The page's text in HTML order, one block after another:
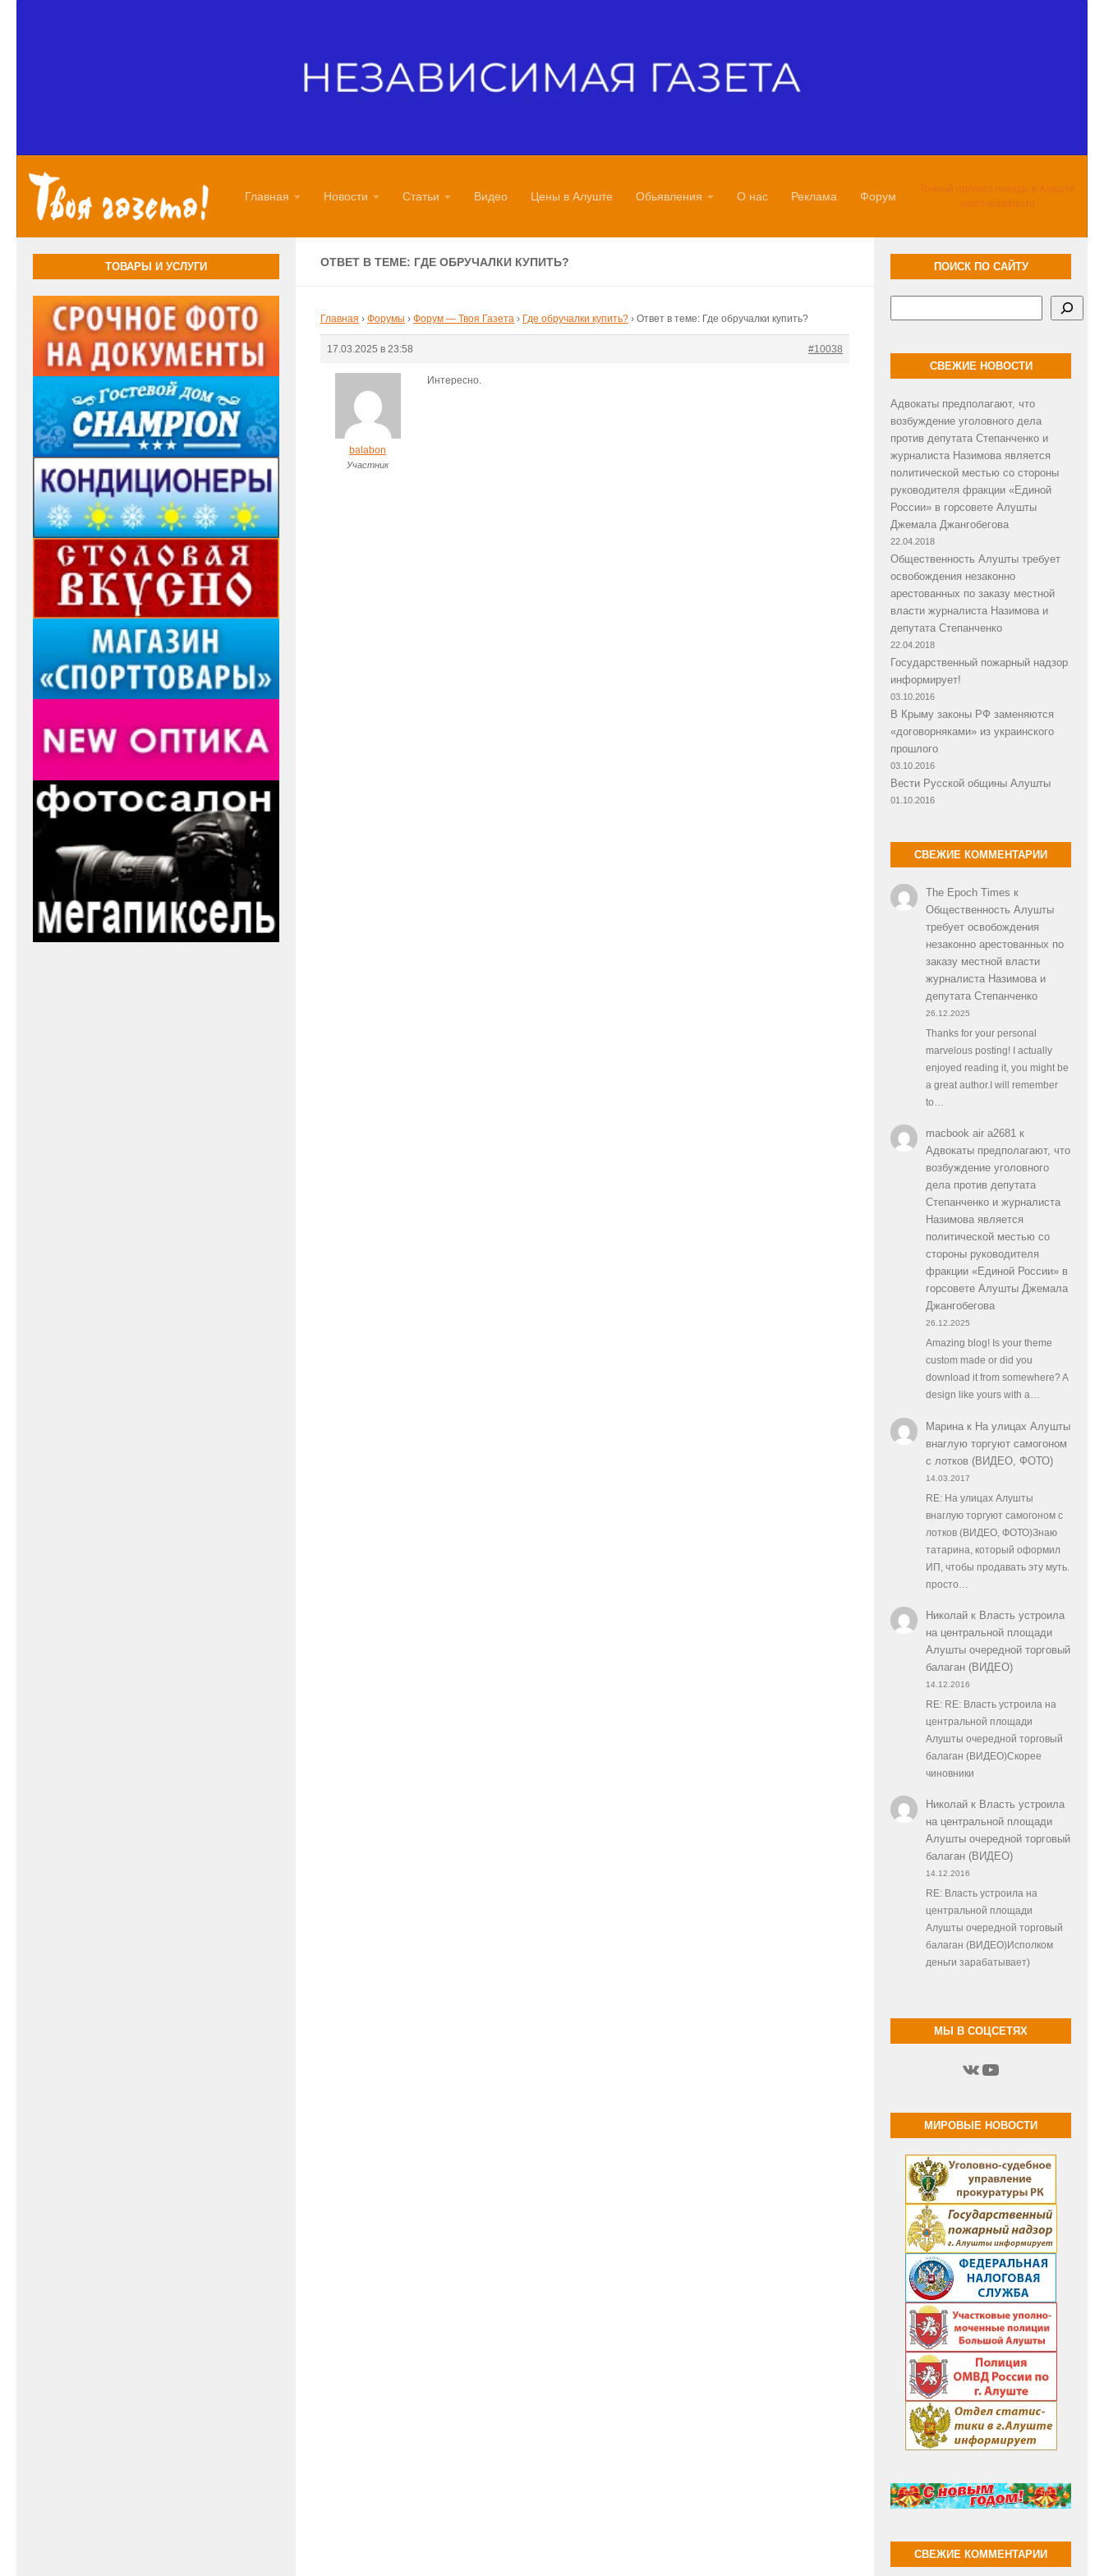
Главная Новости Статьи Видео Цены в Алуште Обьявления О нас Реклама Форум
Точный прогноз погоды в Алуште
world-weather.ru
ОТВЕТ В ТЕМЕ: ГДЕ ОБРУЧАЛКИ КУПИТЬ?
Главная › Форумы › Форум — Твоя Газета › Где обручалки купить? › Ответ в теме: Где обручалки купить?
17.03.2025 в 23:58 #10038
balabon
Участник
Интересно.
ТОВАРЫ И УСЛУГИ ПОИСК ПО САЙТУ
СВЕЖИЕ НОВОСТИ
Адвокаты предполагают, что
возбуждение уголовного дела
против депутата Степанченко и
журналиста Назимова является
политической местью со стороны
руководителя фракции «Единой
России» в горсовете Алушты
Джемала Джангобегова
22.04.2018
Общественность Алушты требует
освобождения незаконно
арестованных по заказу местной
власти журналиста Назимова и
депутата Степанченко
22.04.2018
Государственный пожарный надзор
информирует!
03.10.2016
В Крыму законы РФ заменяются
«договорняками» из украинского
прошлого
03.10.2016
Вести Русской общины Алушты
01.10.2016
СВЕЖИЕ КОММЕНТАРИИ
The Epoch Times к
Общественность Алушты
требует освобождения
незаконно арестованных по
заказу местной власти
журналиста Назимова и
депутата Степанченко
26.12.2025
Thanks for your personal
marvelous posting! I actually
enjoyed reading it, you might be
a great author.I will remember
to…
macbook air a2681к
Адвокаты предполагают, что
возбуждение уголовного
дела против депутата
Степанченко и журналиста
Назимова является
политической местью со
стороны руководителя
фракции «Единой России» в
горсовете Алушты Джемала
Джангобегова
26.12.2025
Amazing blog! Is your theme
custom made or did you
download it from somewhere? A
design like yours with a…
Маринак На улицах Алушты
внаглую торгуют самогоном
с лотков (ВИДЕО, ФОТО)
14.03.2017
RE: На улицах Алушты
внаглую торгуют самогоном с
лотков (ВИДЕО, ФОТО)Знаю
татарина, который оформил
ИП, чтобы продавать эту муть.
просто…
Николайк Власть устроила
на центральной площади
Алушты очередной торговый
балаган (ВИДЕО)
14.12.2016
RE: RE: Власть устроила на
центральной площади
Алушты очередной торговый
балаган (ВИДЕО)Скорее
чиновники
Николайк Власть устроила
на центральной площади
Алушты очередной торговый
балаган (ВИДЕО)
14.12.2016
RE: Власть устроила на
центральной площади
Алушты очередной торговый
балаган (ВИДЕО)Исполком
деньги зарабатывает)
МЫ В СОЦСЕТЯХ
ВКонтакте
YouTube
МИРОВЫЕ НОВОСТИ
СВЕЖИЕ КОММЕНТАРИИ